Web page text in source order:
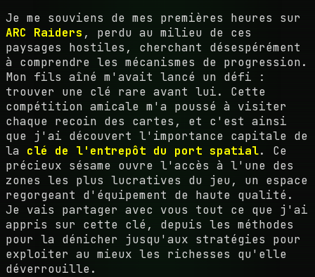
Je me souviens de mes premières heures sur
ARC Raiders , perdu au milieu de ces
paysages hostiles, cherchant désespérément
à comprendre les mécanismes de progression.
Mon fils aîné m'avait lancé un défi :
trouver une clé rare avant lui. Cette
compétition amicale m'a poussé à visiter
chaque recoin des cartes, et c'est ainsi
que j'ai découvert l'importance capitale de
la clé de l'entrepôt du port spatial. Ce
précieux sésame ouvre l'accès à l'une des
zones les plus lucratives du jeu, un espace
regorgeant d'équipement de haute qualité.
Je vais partager avec vous tout ce que j'ai
appris sur cette clé, depuis les méthodes
pour la dénicher jusqu'aux stratégies pour
exploiter au mieux les richesses qu'elle
déverrouille.